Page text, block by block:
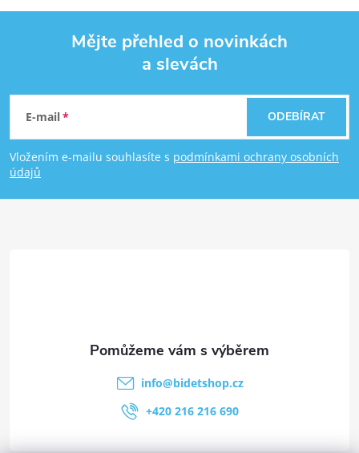
Mějte přehled o novinkách
a slevách
E-mail
Vložením e-mailu souhlasíte s podmínkami ochrany osobních
údajů
ODEBÍRAT
info@bidetshop.cz
+420 216 216 690